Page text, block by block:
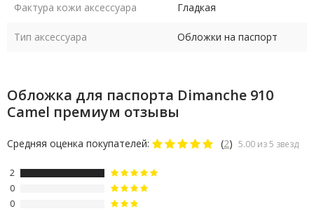
Фактура кожи аксессуара Гладкая
Тип аксессуара Обложки на паспорт
Обложка для паспорта Dimanche 910
Camel премиум отзывы
Средняя оценка покупателей: (2) 5.00 из 5 звезд
2
0
0